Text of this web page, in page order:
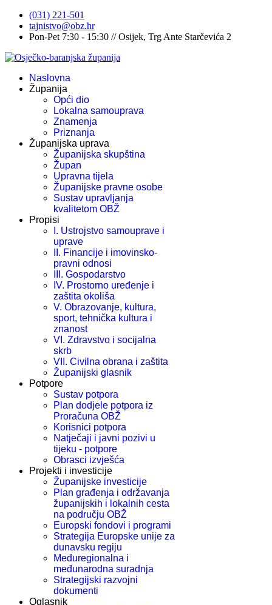
(031) 221-501
tajnistvo@obz.hr
Pon-Pet 7:30 - 15:30 // Osijek, Trg Ante Starčevića 2
Naslovna
Županija
Opći dio
Lokalna samouprava
Znamenja
Priznanja
Županijska uprava
Županijska skupština
Župan
Upravna tijela
Županijske pravne osobe
Sustav upravljanja
kvalitetom OBŽ
Propisi
I. Ustrojstvo samouprave i
uprave
II. Financije i imovinsko-
pravni odnosi
III. Gospodarstvo
IV. Prostorno uređenje i
zaštita okoliša
V. Obrazovanje, kultura,
sport, tehnička kultura i
znanost
VI. Zdravstvo i socijalna
skrb
VII. Civilna obrana i zaštita
Županijski glasnik
Potpore
Sustav potpora
Plan dodjele potpora iz
Proračuna OBŽ
Korisnici potpora
Natječaji i javni pozivi u
tijeku - potpore
Obrasci izvješća
Projekti i investicije
Županijske investicije
Plan građenja i održavanja
županijskih i lokalnih cesta
na području OBŽ
Europski fondovi i programi
Strategija Europske unije za
dunavsku regiju
Međuregionalna i
međunarodna suradnja
Strategijski razvojni
dokumenti
Oglasnik